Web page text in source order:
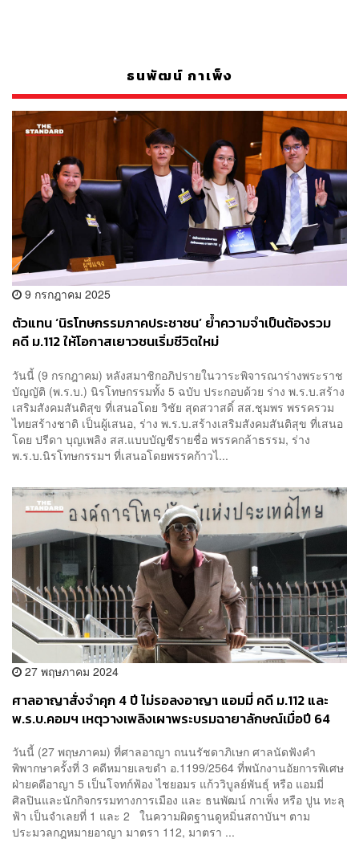
ธนพัฒน์ กาเพ็ง
9 กรกฎาคม 2025
ตัวแทน ‘นิรโทษกรรมภาคประชาชน’ ย้ำความจำเป็นต้องรวม
คดี ม.112 ให้โอกาสเยาวชนเริ่มชีวิตใหม่
วันนี้ (9 กรกฎาคม) หลังสมาชิกอภิปรายในวาระพิจารณาร่างพระราช
บัญญัติ (พ.ร.บ.) นิรโทษกรรมทั้ง 5 ฉบับ ประกอบด้วย ร่าง พ.ร.บ.สร้าง
เสริมสังคมสันติสุข ที่เสนอโดย วิชัย สุดสวาสดิ์ สส.ชุมพร พรรครวม
ไทยสร้างชาติ เป็นผู้เสนอ, ร่าง พ.ร.บ.สร้างเสริมสังคมสันติสุข ที่เสนอ
โดย ปรีดา บุญเพลิง สส.แบบบัญชีรายชื่อ พรรคกล้าธรรม, ร่าง
พ.ร.บ.นิรโทษกรรมฯ ที่เสนอโดยพรรคก้าวไ...
27 พฤษภาคม 2024
ศาลอาญาสั่งจำคุก 4 ปี ไม่รอลงอาญา แอมมี่ คดี ม.112 และ
พ.ร.บ.คอมฯ เหตุวางเพลิงเผาพระบรมฉายาลักษณ์เมื่อปี 64
วันนี้ (27 พฤษภาคม) ที่ศาลอาญา ถนนรัชดาภิเษก ศาลนัดฟังคำ
พิพากษาครั้งที่ 3 คดีหมายเลขดำ อ.1199/2564 ที่พนักงานอัยการพิเศษ
ฝ่ายคดีอาญา 5 เป็นโจทก์ฟ้อง ไชยอมร แก้ววิบูลย์พันธุ์ หรือ แอมมี่
ศิลปินและนักกิจกรรมทางการเมือง และ ธนพัฒน์ กาเพ็ง หรือ ปูน ทะลุ
ฟ้า เป็นจำเลยที่ 1 และ 2 ในความผิดฐานดูหมิ่นสถาบันฯ ตาม
ประมวลกฎหมายอาญา มาตรา 112, มาตรา ...